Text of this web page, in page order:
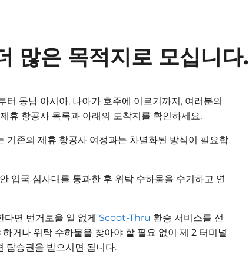
많은 목적지로 모십니다.
동남 아시아, 나아가 호주에 이르기까지, 여러분의
휴 항공사 목록과 아래의 도착지를 확인하세요.
기존의 제휴 항공사 여정과는 차별화된 방식이 필요합
입국 심사대를 통과한 후 위탁 수하물을 수거하고 연
면 번거로울 일 없게 Scoot-Thru 환승 서비스를 선
거나 위탁 수하물을 찾아야 할 필요 없이 제 2 터미널
탑승권을 받으시면 됩니다.